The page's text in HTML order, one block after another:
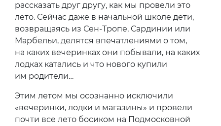
рассказать друг другу, как мы провели это
лето. Сейчас даже в начальной школе дети,
возвращаясь из Сен-Тропе, Сардинии или
Марбельи, делятся впечатлениями о том,
на каких вечеринках они побывали, на каких
лодках катались и что нового купили
им родители…
Этим летом мы осознанно исключили
«вечеринки, лодки и магазины» и провели
почти все лето босиком на Подмосковной